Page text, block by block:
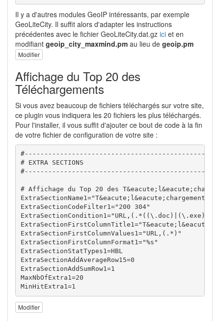
Il y a d'autres modules GeoIP intéressants, par exemple
GeoLiteCity. Il suffit alors d'adapter les instructions
précédentes avec le fichier GeoLiteCity.dat.gz ici et en
modifiant geoip_city_maxmind.pm au lieu de geoip.pm
Modifier
Affichage du Top 20 des
Téléchargements
Si vous avez beaucoup de fichiers téléchargés sur votre site,
ce plugin vous indiquera les 20 fichiers les plus téléchargés.
Pour l'installer, il vous suffit d'ajouter ce bout de code à la fin
de votre fichier de configuration de votre site :
# EXTRA SECTIONS
# Affichage du Top 20 des
ExtraSectionName1="T&eacute;l&eacute;chargements
ExtraSectionCodeFilter1="200 304"
ExtraSectionFirstColumnValues1="URL,(.*)"
ExtraSectionFirstColumnFormat1="%s"
ExtraSectionStatTypes1=HBL
ExtraSectionAddAverageRow15=0
ExtraSectionAddSumRow1=1
MaxNbOfExtra1=20
MinHitExtra1=1
Modifier